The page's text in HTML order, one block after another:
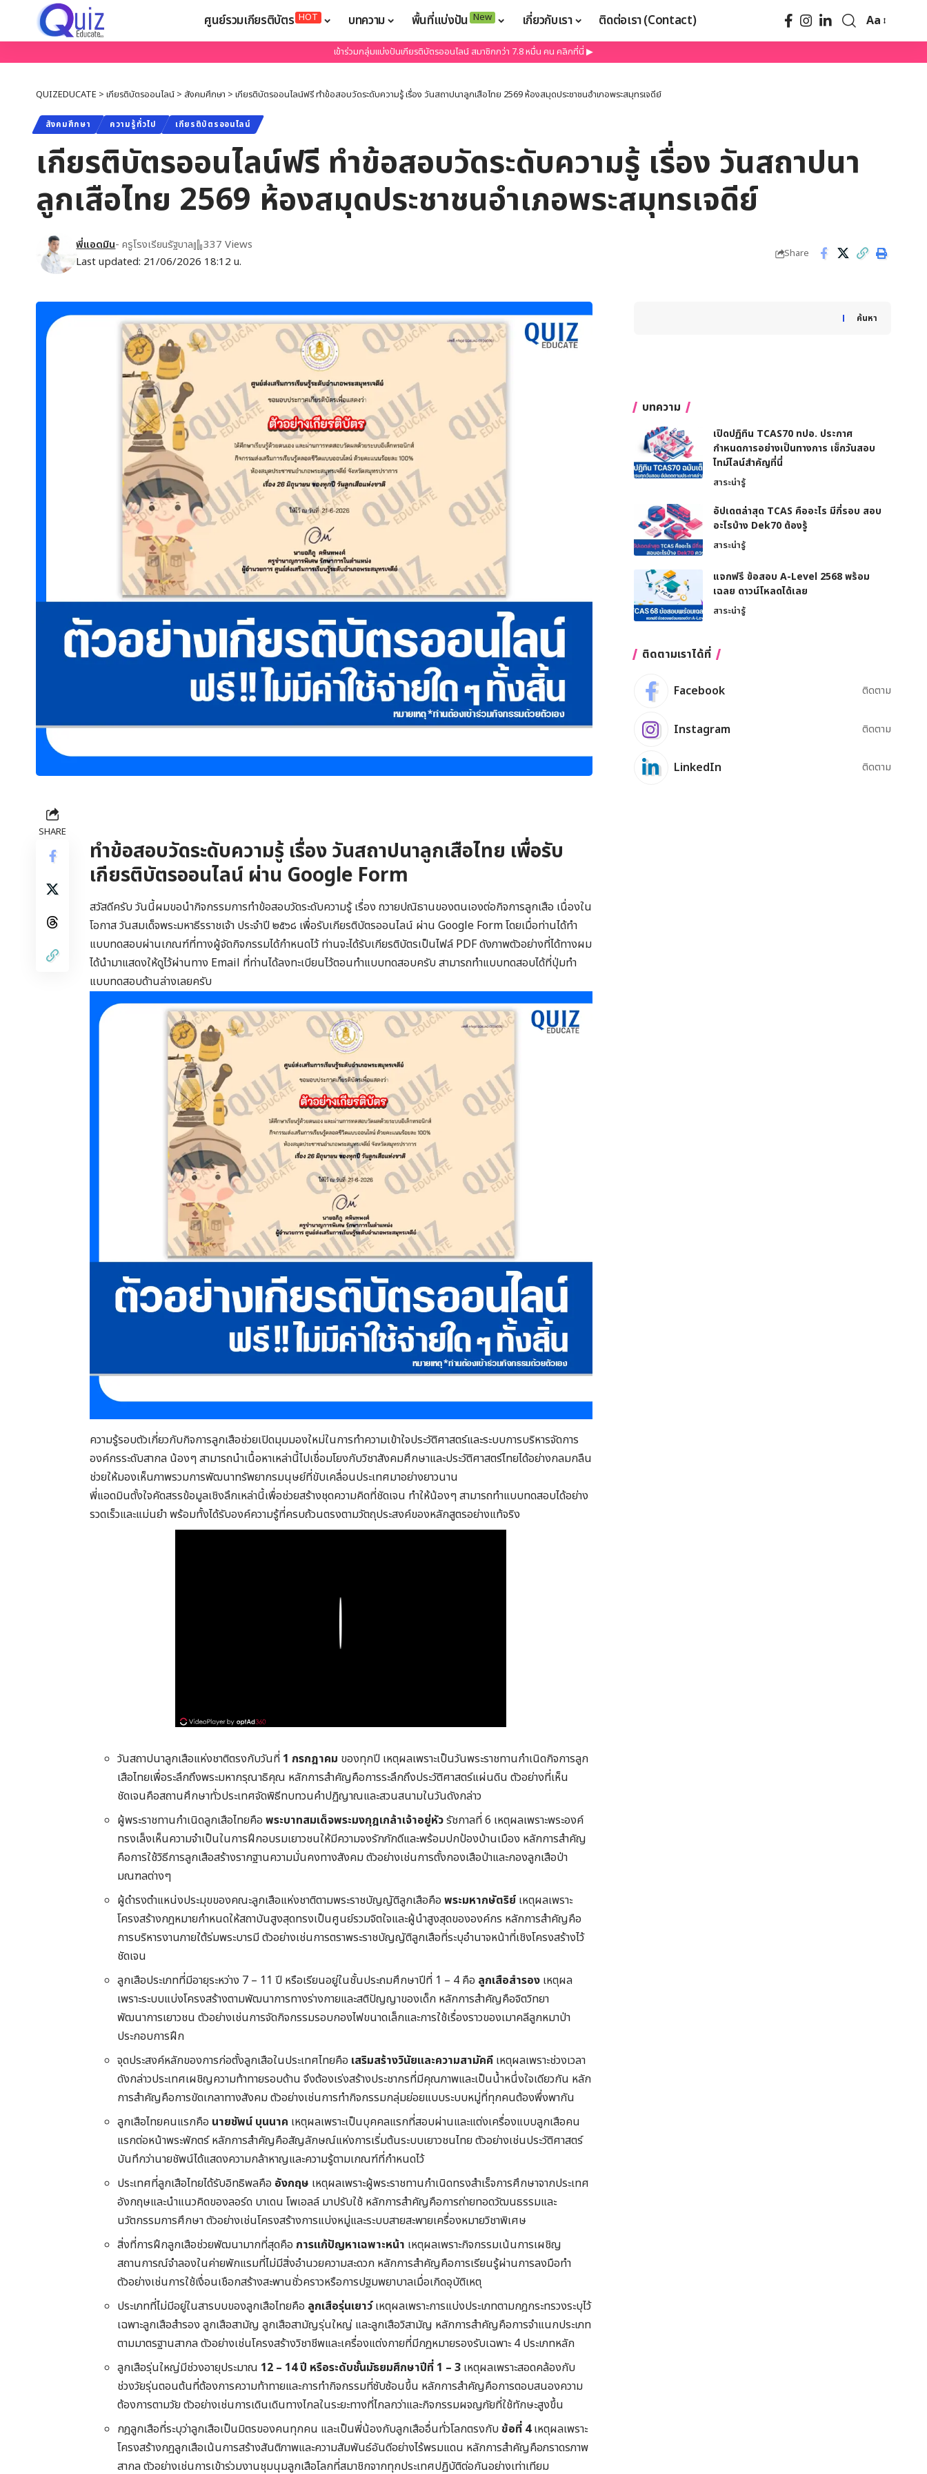
ศูนย์รวมเกียรติบัตร HOT บทความ พื้นที่แบ่งปัน New เกี่ยวกับเรา ติดต่อเรา (Contact) Aa
เข้าร่วมกลุ่มแบ่งปันเกียรติบัตรออนไลน์ สมาชิกกว่า 7.8 หมื่น คน คลิกที่นี่ ▶
QUIZEDUCATE > เกียรติบัตรออนไลน์ > สังคมศึกษา > เกียรติบัตรออนไลน์ฟรี ทำข้อสอบวัดระดับความรู้ เรื่อง วันสถาปนาลูกเสือไทย 2569 ห้องสมุดประชาชนอำเภอพระสมุทรเจดีย์
สังคมศึกษา ความรู้ทั่วไป เกียรติบัตรออนไลน์
เกียรติบัตรออนไลน์ฟรี ทำข้อสอบวัดระดับความรู้ เรื่อง วันสถาปนา
ลูกเสือไทย 2569 ห้องสมุดประชาชนอำเภอพระสมุทรเจดีย์
Last updated: 21/06/2026 18:12 น.
พี่แอดมิน- ครูโรงเรียนรัฐบาล 337 Views
Share
SHARE
ทำข้อสอบวัดระดับความรู้ เรื่อง วันสถาปนาลูกเสือไทย เพื่อรับ
เกียรติบัตรออนไลน์ ผ่าน Google Form
สวัสดีครับ วันนี้ผมขอนำกิจกรรมการทำข้อสอบวัดระดับความรู้ เรื่อง ถวายปณิธานของตนเองต่อกิจการลูกเสือ เนื่องใน
โอกาส วันสมเด็จพระมหาธีรราชเจ้า ประจำปี ๒๕๖๘ เพื่อรับเกียรติบัตรออนไลน์ ผ่าน Google Form โดยเมื่อท่านได้ทำ
แบบทดสอบผ่านเกณฑ์ที่ทางผู้จัดกิจกรรมได้กำหนดไว้ ท่านจะได้รับเกียรติบัตรเป็นไฟล์ PDF ดังภาพตัวอย่างที่ได้ทางผม
ได้นำมาแสดงให้ดูไว้ผ่านทาง Email ที่ท่านได้ลงทะเบียนไว้ตอนทำแบบทดสอบครับ สามารถทำแบบทดสอบได้ที่ปุ่มทำ
แบบทดสอบด้านล่างเลยครับ
ความรู้รอบตัวเกี่ยวกับกิจการลูกเสือช่วยเปิดมุมมองใหม่ในการทำความเข้าใจประวัติศาสตร์และระบบการบริหารจัดการ
องค์กรระดับสากล น้องๆ สามารถนำเนื้อหาเหล่านี้ไปเชื่อมโยงกับวิชาสังคมศึกษาและประวัติศาสตร์ไทยได้อย่างกลมกลืน
ช่วยให้มองเห็นภาพรวมการพัฒนาทรัพยากรมนุษย์ที่ขับเคลื่อนประเทศมาอย่างยาวนาน
พี่แอดมินตั้งใจคัดสรรข้อมูลเชิงลึกเหล่านี้เพื่อช่วยสร้างชุดความคิดที่ชัดเจน ทำให้น้องๆ สามารถทำแบบทดสอบได้อย่าง
รวดเร็วและแม่นยำ พร้อมทั้งได้รับองค์ความรู้ที่ครบถ้วนตรงตามวัตถุประสงค์ของหลักสูตรอย่างแท้จริง
วันสถาปนาลูกเสือแห่งชาติตรงกับวันที่ 1 กรกฎาคม ของทุกปี เหตุผลเพราะเป็นวันพระราชทานกำเนิดกิจการลูก
เสือไทยเพื่อระลึกถึงพระมหากรุณาธิคุณ หลักการสำคัญคือการระลึกถึงประวัติศาสตร์แผ่นดิน ตัวอย่างที่เห็น
ชัดเจนคือสถานศึกษาทั่วประเทศจัดพิธีทบทวนคำปฏิญาณและสวนสนามในวันดังกล่าว
ผู้พระราชทานกำเนิดลูกเสือไทยคือ พระบาทสมเด็จพระมงกุฎเกล้าเจ้าอยู่หัวรัชกาลที่ 6 เหตุผลเพราะพระองค์
ทรงเล็งเห็นความจำเป็นในการฝึกอบรมเยาวชนให้มีความจงรักภักดีและพร้อมปกป้องบ้านเมือง หลักการสำคัญ
คือการใช้วิธีการลูกเสือสร้างรากฐานความมั่นคงทางสังคม ตัวอย่างเช่นการตั้งกองเสือป่าและกองลูกเสือป่า
มณฑลต่างๆ
ผู้ดำรงตำแหน่งประมุขของคณะลูกเสือแห่งชาติตามพระราชบัญญัติลูกเสือคือ พระมหากษัตริย์ เหตุผลเพราะ
โครงสร้างกฎหมายกำหนดให้สถาบันสูงสุดทรงเป็นศูนย์รวมจิตใจและผู้นำสูงสุดขององค์กร หลักการสำคัญคือ
การบริหารงานภายใต้ร่มพระบารมี ตัวอย่างเช่นการตราพระราชบัญญัติลูกเสือที่ระบุอำนาจหน้าที่เชิงโครงสร้างไว้
ชัดเจน
ลูกเสือประเภทที่มีอายุระหว่าง 7 – 11 ปี หรือเรียนอยู่ในชั้นประถมศึกษาปีที่ 1 – 4 คือ ลูกเสือสำรอง เหตุผล
เพราะระบบแบ่งโครงสร้างตามพัฒนาการทางร่างกายและสติปัญญาของเด็ก หลักการสำคัญคือจิตวิทยา
พัฒนาการเยาวชน ตัวอย่างเช่นการจัดกิจกรรมรอบกองไฟขนาดเล็กและการใช้เรื่องราวของเมาคลีลูกหมาป่า
ประกอบการฝึก
จุดประสงค์หลักของการก่อตั้งลูกเสือในประเทศไทยคือ เสริมสร้างวินัยและความสามัคคี เหตุผลเพราะช่วงเวลา
ดังกล่าวประเทศเผชิญความท้าทายรอบด้าน จึงต้องเร่งสร้างประชากรที่มีคุณภาพและเป็นน้ำหนึ่งใจเดียวกัน หลัก
การสำคัญคือการขัดเกลาทางสังคม ตัวอย่างเช่นการทำกิจกรรมกลุ่มย่อยแบบระบบหมู่ที่ทุกคนต้องพึ่งพากัน
ลูกเสือไทยคนแรกคือ นายชัพน์ บุนนาค เหตุผลเพราะเป็นบุคคลแรกที่สอบผ่านและแต่งเครื่องแบบลูกเสือคน
แรกต่อหน้าพระพักตร์ หลักการสำคัญคือสัญลักษณ์แห่งการเริ่มต้นระบบเยาวชนไทย ตัวอย่างเช่นประวัติศาสตร์
บันทึกว่านายชัพน์ได้แสดงความกล้าหาญและความรู้ตามเกณฑ์ที่กำหนดไว้
ประเทศที่ลูกเสือไทยได้รับอิทธิพลคือ อังกฤษ เหตุผลเพราะผู้พระราชทานกำเนิดทรงสำเร็จการศึกษาจากประเทศ
อังกฤษและนำแนวคิดของลอร์ด บาเดน โพเอลล์ มาปรับใช้ หลักการสำคัญคือการถ่ายทอดวัฒนธรรมและ
นวัตกรรมการศึกษา ตัวอย่างเช่นโครงสร้างการแบ่งหมู่และระบบสายสะพายเครื่องหมายวิชาพิเศษ
สิ่งที่การฝึกลูกเสือช่วยพัฒนามากที่สุดคือ การแก้ปัญหาเฉพาะหน้า เหตุผลเพราะกิจกรรมเน้นการเผชิญ
สถานการณ์จำลองในค่ายพักแรมที่ไม่มีสิ่งอำนวยความสะดวก หลักการสำคัญคือการเรียนรู้ผ่านการลงมือทำ
ตัวอย่างเช่นการใช้เงื่อนเชือกสร้างสะพานชั่วคราวหรือการปฐมพยาบาลเมื่อเกิดอุบัติเหตุ
ประเภทที่ไม่มีอยู่ในสารบบของลูกเสือไทยคือ ลูกเสือรุ่นเยาว์เหตุผลเพราะการแบ่งประเภทตามกฎกระทรวงระบุไว้
เฉพาะลูกเสือสำรอง ลูกเสือสามัญ ลูกเสือสามัญรุ่นใหญ่ และลูกเสือวิสามัญ หลักการสำคัญคือการจำแนกประเภท
ตามมาตรฐานสากล ตัวอย่างเช่นโครงสร้างวิชาชีพและเครื่องแต่งกายที่มีกฎหมายรองรับเฉพาะ 4 ประเภทหลัก
ลูกเสือรุ่นใหญ่มีช่วงอายุประมาณ 12 – 14 ปี หรือระดับชั้นมัธยมศึกษาปีที่ 1 – 3 เหตุผลเพราะสอดคล้องกับ
ช่วงวัยรุ่นตอนต้นที่ต้องการความท้าทายและการทำกิจกรรมที่ซับซ้อนขึ้น หลักการสำคัญคือการตอบสนองความ
ต้องการตามวัย ตัวอย่างเช่นการเดินเดินทางไกลในระยะทางที่ไกลกว่าและกิจกรรมผจญภัยที่ใช้ทักษะสูงขึ้น
กฎลูกเสือที่ระบุว่าลูกเสือเป็นมิตรของคนทุกคน และเป็นพี่น้องกับลูกเสืออื่นทั่วโลกตรงกับข้อที่ 4เหตุผลเพราะ
โครงสร้างกฎลูกเสือเน้นการสร้างสันติภาพและความสัมพันธ์อันดีอย่างไร้พรมแดน หลักการสำคัญคือภราดรภาพ
สากล ตัวอย่างเช่นการเข้าร่วมงานชุมนุมลูกเสือโลกที่สมาชิกจากทุกประเทศปฏิบัติต่อกันอย่างเท่าเทียม
ค้นหา
When autocomplete results are available use up and
บทความ
เปิดปฏิทิน TCAS70 ทปอ. ประกาศ
กำหนดการอย่างเป็นทางการ เช็กวันสอบ
ไทม์ไลน์สำคัญที่นี่
สาระน่ารู้
อัปเดตล่าสุด TCAS คืออะไร มีกี่รอบ สอบ
อะไรบ้าง Dek70 ต้องรู้
สาระน่ารู้
แจกฟรี ข้อสอบ A-Level 2568 พร้อม
เฉลย ดาวน์โหลดได้เลย
สาระน่ารู้
ติดตามเราได้ที่
Facebook ติดตาม
Instagram ติดตาม
LinkedIn ติดตาม